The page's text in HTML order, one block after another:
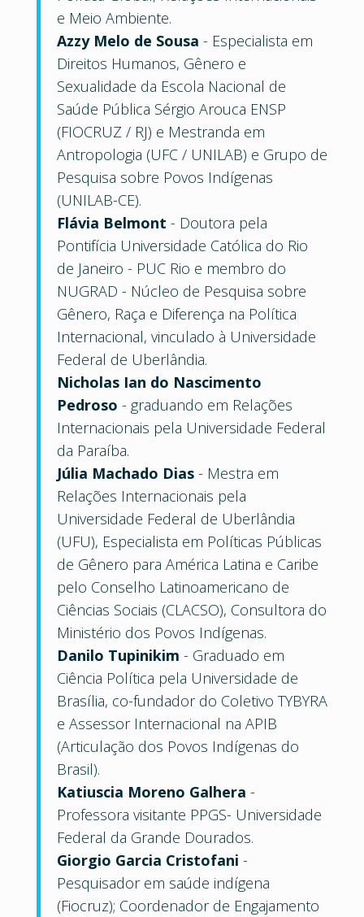
e Meio Ambiente.
Azzy Melo de Sousa - Especialista em
Direitos Humanos, Gênero e
Sexualidade da Escola Nacional de
Saúde Pública Sérgio Arouca ENSP
(FIOCRUZ / RJ) e Mestranda em
Antropologia (UFC / UNILAB) e Grupo de
Pesquisa sobre Povos Indígenas
(UNILAB-CE).
Flávia Belmont - Doutora pela
Pontifícia Universidade Católica do Rio
de Janeiro - PUC Rio e membro do
NUGRAD - Núcleo de Pesquisa sobre
Gênero, Raça e Diferença na Política
Internacional, vinculado à Universidade
Federal de Uberlândia.
Nicholas Ian do Nascimento
Pedroso - graduando em Relações
Internacionais pela Universidade Federal
da Paraíba.
Júlia Machado Dias- Mestra em
Relações Internacionais pela
Universidade Federal de Uberlândia
(UFU), Especialista em Políticas Públicas
de Gênero para América Latina e Caribe
pelo Conselho Latinoamericano de
Ciências Sociais (CLACSO), Consultora do
Ministério dos Povos Indígenas.
Danilo Tupinikim - Graduado em
Ciência Política pela Universidade de
Brasília, co-fundador do Coletivo TYBYRA
e Assessor Internacional na APIB
(Articulação dos Povos Indígenas do
Brasil).
Katiuscia Moreno Galhera -
Professora visitante PPGS- Universidade
Federal da Grande Dourados.
Giorgio Garcia Cristofani -
Pesquisador em saúde indígena
(Fiocruz); Coordenador de Engajamento